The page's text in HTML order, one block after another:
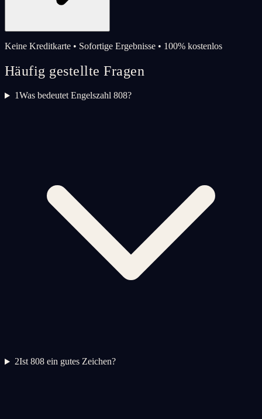
Keine Kreditkarte • Sofortige Ergebnisse • 100% kostenlos
Häufig gestellte Fragen
1Was bedeutet Engelszahl 808?
2Ist 808 ein gutes Zeichen?